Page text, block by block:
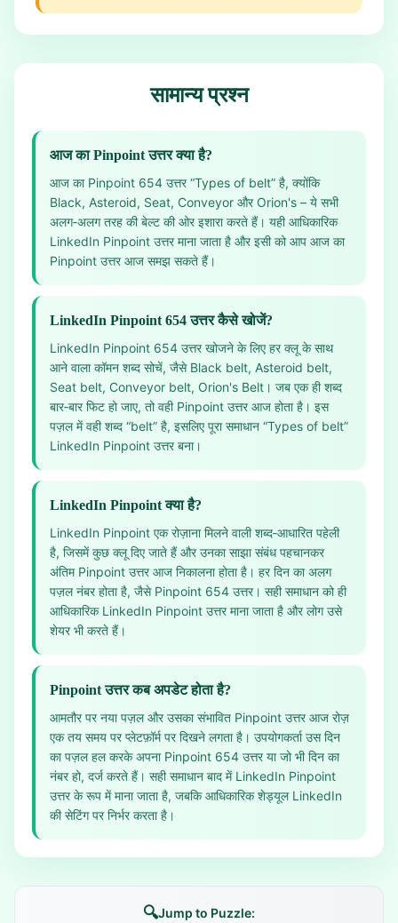
सामान्य प्रश्न
आज का Pinpoint उत्तर क्या है?
आज का Pinpoint 654 उत्तर “Types of belt” है, क्योंकि
Black, Asteroid, Seat, Conveyor और Orion's – ये सभी
अलग‑अलग तरह की बेल्ट की ओर इशारा करते हैं। यही आधिकारिक
LinkedIn Pinpoint उत्तर माना जाता है और इसी को आप आज का
Pinpoint उत्तर आज समझ सकते हैं।
LinkedIn Pinpoint 654 उत्तर कैसे खोजें?
LinkedIn Pinpoint 654 उत्तर खोजने के लिए हर क्लू के साथ
आने वाला कॉमन शब्द सोचें, जैसे Black belt, Asteroid belt,
Seat belt, Conveyor belt, Orion's Belt। जब एक ही शब्द
बार‑बार फिट हो जाए, तो वही Pinpoint उत्तर आज होता है। इस
पज़ल में वही शब्द “belt” है, इसलिए पूरा समाधान “Types of belt”
LinkedIn Pinpoint उत्तर बना।
LinkedIn Pinpoint क्या है?
LinkedIn Pinpoint एक रोज़ाना मिलने वाली शब्द‑आधारित पहेली
है, जिसमें कुछ क्लू दिए जाते हैं और उनका साझा संबंध पहचानकर
अंतिम Pinpoint उत्तर आज निकालना होता है। हर दिन का अलग
पज़ल नंबर होता है, जैसे Pinpoint 654 उत्तर। सही समाधान को ही
आधिकारिक LinkedIn Pinpoint उत्तर माना जाता है और लोग उसे
शेयर भी करते हैं।
Pinpoint उत्तर कब अपडेट होता है?
आमतौर पर नया पज़ल और उसका संभावित Pinpoint उत्तर आज रोज़
एक तय समय पर प्लेटफ़ॉर्म पर दिखने लगता है। उपयोगकर्ता उस दिन
का पज़ल हल करके अपना Pinpoint 654 उत्तर या जो भी दिन का
नंबर हो, दर्ज करते हैं। सही समाधान बाद में LinkedIn Pinpoint
उत्तर के रूप में माना जाता है, जबकि आधिकारिक शेड्यूल LinkedIn
की सेटिंग पर निर्भर करता है।
🔍Jump to Puzzle: